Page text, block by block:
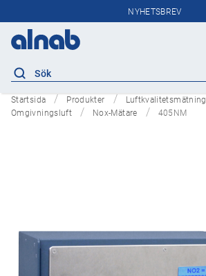
NYHETSBREV
Startsida Produkter
Luftkvalitetsmätning
Omgivningsluft
Nox-Mätare 405NM